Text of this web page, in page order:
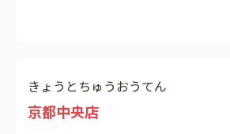
きょうとちゅうおうてん
京都中央店